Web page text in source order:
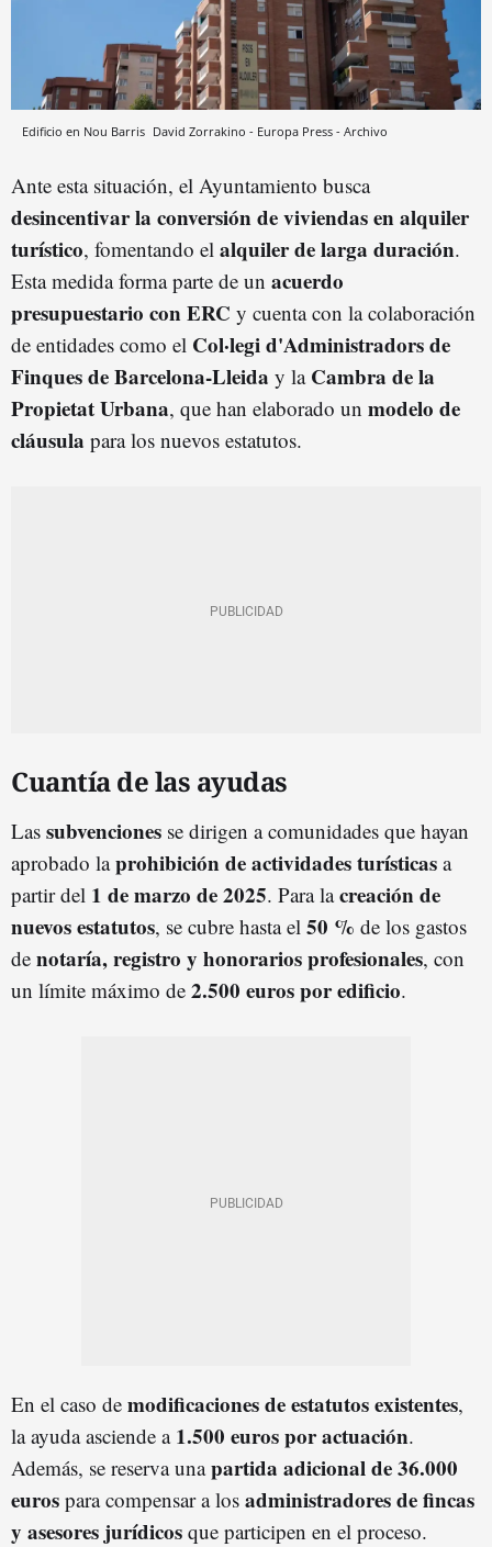
Edificio en Nou Barris David Zorrakino - Europa Press - Archivo
Ante esta situación, el Ayuntamiento busca
desincentivar la conversión de viviendas en alquiler
turístico, fomentando el alquiler de larga duración.
Esta medida forma parte de un acuerdo
presupuestario con ERC y cuenta con la colaboración
de entidades como el Col·legi d'Administradors de
Finques de Barcelona-Lleida y la Cambra de la
Propietat Urbana, que han elaborado un modelo de
cláusula para los nuevos estatutos.
Cuantía de las ayudas
Las subvenciones se dirigen a comunidades que hayan
aprobado laprohibición de actividades turísticas a
partir del 1 de marzo de 2025. Para lacreación de
nuevos estatutos, se cubre hasta el 50 % de los gastos
de notaría, registro y honorarios profesionales, con
un límite máximo de 2.500 euros por edificio.
En el caso de modificaciones de estatutos existentes,
la ayuda asciende a 1.500 euros por actuación.
Además, se reserva unapartida adicional de 36.000
euros para compensar a los administradores de fincas
y asesores jurídicos que participen en el proceso.